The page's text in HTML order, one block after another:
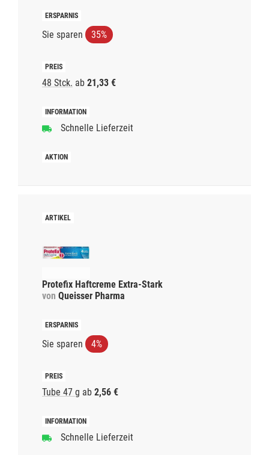
Sie sparen 35%
48 Stck. ab 21,33 €
Schnelle Lieferzeit
Protefix Haftcreme Extra-Stark
von Queisser Pharma
Sie sparen 4%
Tube 47 g ab 2,56 €
Schnelle Lieferzeit